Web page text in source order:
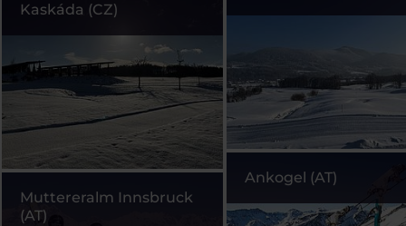
Kaskáda (CZ)
Ankogel (AT)
Muttereralm Innsbruck
(AT)